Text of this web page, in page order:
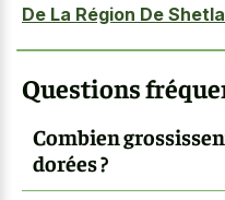
De La Région De
Questions
Combien
dorées ?